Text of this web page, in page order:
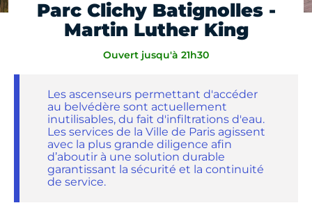
Parc Clichy Batignolles -
Martin Luther King
Ouvert jusqu'à 21h30
Les ascenseurs permettant d'accéder
au belvédère sont actuellement
inutilisables, du fait d'infiltrations d'eau.
Les services de la Ville de Paris agissent
avec la plus grande diligence afin
d’aboutir à une solution durable
garantissant la sécurité et la continuité
de service.